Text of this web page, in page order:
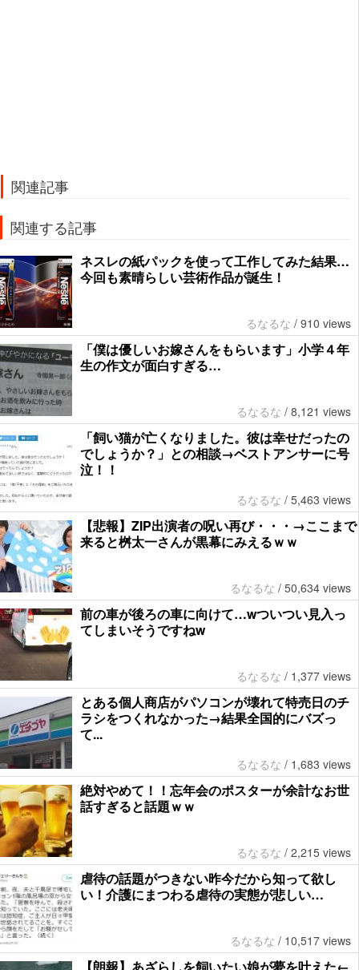
関連記事
関連する記事
ネスレの紙パックを使って工作してみた結果…
今回も素晴らしい芸術作品が誕生！
るなるな / 910 views
「僕は優しいお嫁さんをもらいます」小学４年
生の作文が面白すぎる…
るなるな / 8,121 views
「飼い猫が亡くなりました。彼は幸せだったの
でしょうか？」との相談→ベストアンサーに号
泣！！
るなるな / 5,463 views
【悲報】ZIP出演者の呪い再び・・・→ここまで
来ると桝太一さんが黒幕にみえるｗｗ
るなるな / 50,634 views
前の車が後ろの車に向けて…wついつい見入っ
てしまいそうですねw
るなるな / 1,377 views
とある個人商店がパソコンが壊れて特売日のチ
ラシをつくれなかった→結果全国的にバズっ
て...
るなるな / 1,683 views
絶対やめて！！忘年会のポスターが余計なお世
話すぎると話題ｗｗ
るなるな / 2,215 views
虐待の話題がつきない昨今だから知って欲し
い！介護にまつわる虐待の実態が悲しい…
るなるな / 10,517 views
【朗報】あざらしを飼いたい娘が夢を叶えた←